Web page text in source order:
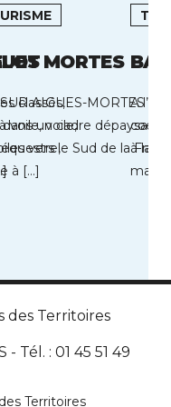
classés,
voile, voile,
MORTES
AIGUES-MORTES !
dans un cadre dépaysant
vers le Sud de la
à […]
A
coeur
à la
des Territoires
Tél. : 01 45 51 49
Territoires